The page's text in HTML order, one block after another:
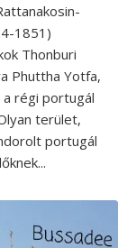
1851)
Thonburi
Phuttha Yotfa,
régi portugál
terület,
portugál